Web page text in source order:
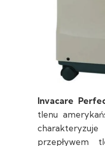
Invacare
tlenu
przepływem